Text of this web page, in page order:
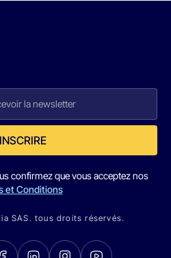
confirmez que vous acceptez nos
et Conditions
SAS. tous droits réservés.